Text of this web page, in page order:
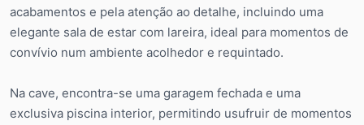
acabamentos e pela atenção ao detalhe, incluindo uma
elegante sala de estar com lareira, ideal para momentos de
convívio num ambiente acolhedor e requintado.
Na cave, encontra-se uma garagem fechada e uma
exclusiva piscina interior, permitindo usufruir de momentos